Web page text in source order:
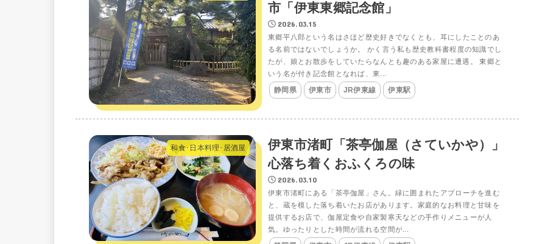
市「伊東東郷記念館」
2026.03.15
東郷平八郎という名はさほど歴史好きでなくとも、耳にしたことのあ
る名前ではないでしょうか。 かく言う私も歴史教科書程度の知識でし
たが、娘とお散歩をしていたらなんとも趣のある家屋に遭遇。 東郷と
いう名が付き記念館となれば、東...
静岡県 伊東市 JR伊東線 伊東駅
和食･日本料理･居酒屋
伊東市渚町「茶亭伽屋（さていかや）」
心落ち着くおふくろの味
2026.03.10
伊東市渚町にある「茶亭伽屋」さん。緑に囲まれたアプローチを進む
と、蔵を模した落ち着いたお店があります。家庭的なお料理と甘味を
提供するお店で、伽屋定食や自家製寒天などの手作りメニューが人
気。ゆったりとした時間が流れる空間が...